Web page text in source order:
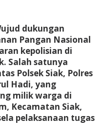
dukungan
Pangan Nasional
kepolisian di
Salah satunya
Polsek Siak, Polres
Hadi, yang
milik warga di
Kecamatan Siak,
pelaksanaan tugas